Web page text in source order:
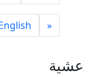
«
عشية